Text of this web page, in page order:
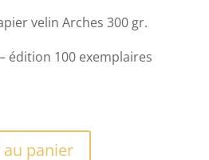
velin Arches 300 gr.
édition 100 exemplaires
panier